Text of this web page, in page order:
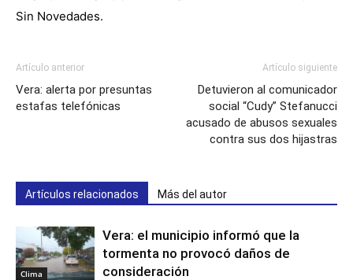
Sin Novedades.
Artículo anterior
Vera: alerta por presuntas
estafas telefónicas
Artículo siguiente
Detuvieron al comunicador
social “Cudy” Stefanucci
acusado de abusos sexuales
contra sus dos hijastras
Artículos relacionados Más del autor
Clima
Vera: el municipio informó que la
tormenta no provocó daños de
consideración